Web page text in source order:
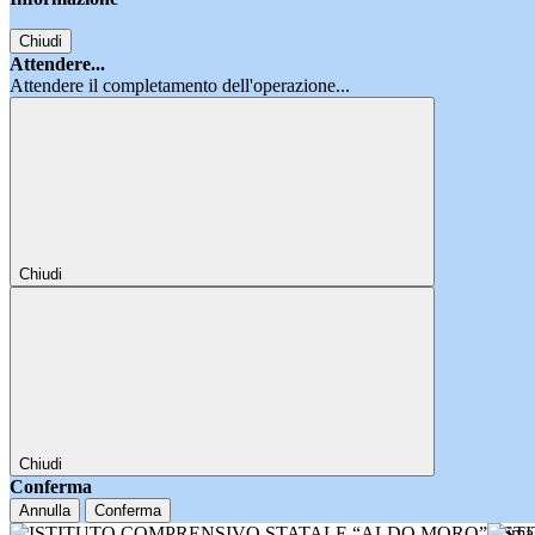
Chiudi
Attendere...
Attendere il completamento dell'operazione...
Chiudi
Chiudi
Conferma
Annulla Conferma